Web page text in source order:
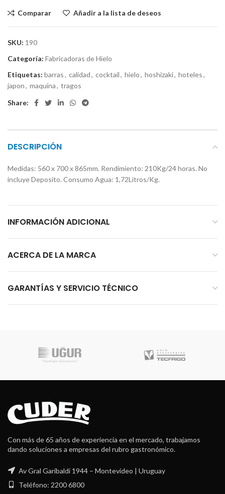
Comparar Añadir a la lista de deseos
SKU: 190
Categoría: Fabricadoras de Hielo
Etiquetas: barras, calidad, cocktail, hielo, hoshizaki, hoteles,
japon, maquina, tragos
Share:
DESCRIPCIÓN
Medidas: 560 x 700 x 865mm. Rendimiento: 210Kg/24 horas. No
incluye Deposito. Consumo Agua: 1,72Litros/Kg.
INFORMACIÓN ADICIONAL
ACERCA DE LA MARCA
GARANTÍAS Y SERVICIO TÉCNICO
Con más de 65 años de experiencia en el mercado, trabajamos
dando soluciones a empresas del rubro gastronómico.
Av Gral Garibaldi 1944 – Montevideo | Uruguay
Teléfono: 2200 6800